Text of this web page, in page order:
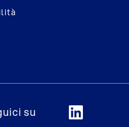
su